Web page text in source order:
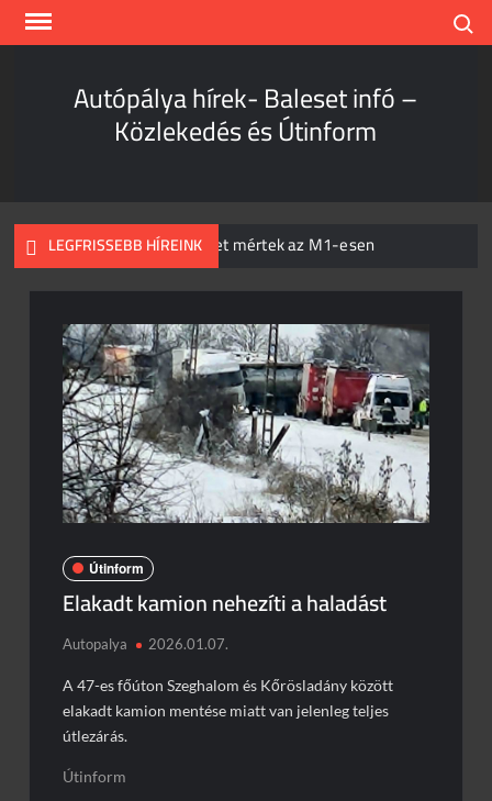
Skip
Autópálya hírek- Baleset infó –
Közlekedés és Útinform
LEGFRISSEBB HÍREINK
Hihetetlen sebességet mértek az M1-esen
Szombathelynél
Hihetetlen, mi történt az igazoltatásnál
Teljes káosz az M1-esen
Súlyos baleset a 37-es főúton
Egyetlen csikk is elég!
Piros jelzésen hajtott a sínekre – vonattal ütközött egy
kisteherautó
Burkolatjelfestési munkák kezdődnek
Toto ismét lecsapott az M1-esen
Döbbenetes manőver az M3-ason
Útinform
Elakadt kamion nehezíti a haladást
Autopalya 2026.01.07.
A 47-es főúton Szeghalom és Kőrösladány között
elakadt kamion mentése miatt van jelenleg teljes
útlezárás.
Útinform